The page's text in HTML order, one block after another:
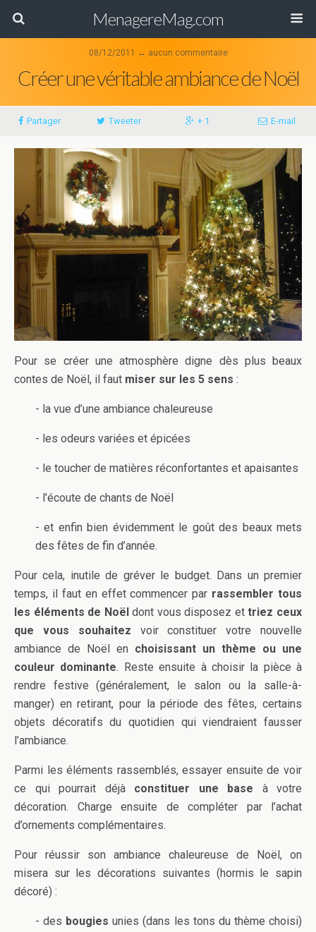
MenagereMag.com
08/12/2011 ↔ aucun commentaire
Créer une véritable ambiance de Noël
Partager Tweeter + 1 E-mail
Pour se créer une atmosphère digne dès plus beaux
contes de Noël, il faut miser sur les 5 sens :
- la vue d’une ambiance chaleureuse
- les odeurs variées et épicées
- le toucher de matières réconfortantes et apaisantes
- l’écoute de chants de Noël
- et enfin bien évidemment le goût des beaux mets
des fêtes de fin d’année.
Pour cela, inutile de gréver le budget. Dans un premier
temps, il faut en effet commencer par rassembler tous
les éléments de Noëldont vous disposez ettriez ceux
que vous souhaitez voir constituer votre nouvelle
ambiance de Noël en choisissant un thème ou une
couleur dominante. Reste ensuite à choisir la pièce à
rendre festive (généralement, le salon ou la salle-à-
manger) en retirant, pour la période des fêtes, certains
objets décoratifs du quotidien qui viendraient fausser
l’ambiance.
Parmi les éléments rassemblés, essayer ensuite de voir
ce qui pourrait déjà constituer une base à votre
décoration. Charge ensuite de compléter par l’achat
d’ornements complémentaires.
Pour réussir son ambiance chaleureuse de Noël, on
misera sur les décorations suivantes (hormis le sapin
décoré) :
- des bougies unies (dans les tons du thème choisi)